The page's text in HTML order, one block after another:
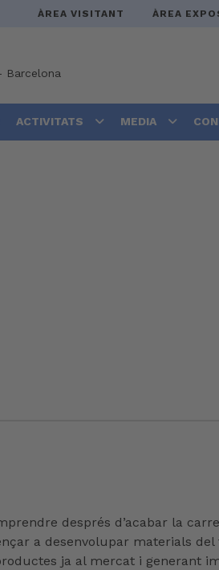
ÀREA VISITANT ÀREA
Barcelona
ACTIVITATS MEDIA
després d’acabar la
a desenvolupar materials
ja al mercat i generant